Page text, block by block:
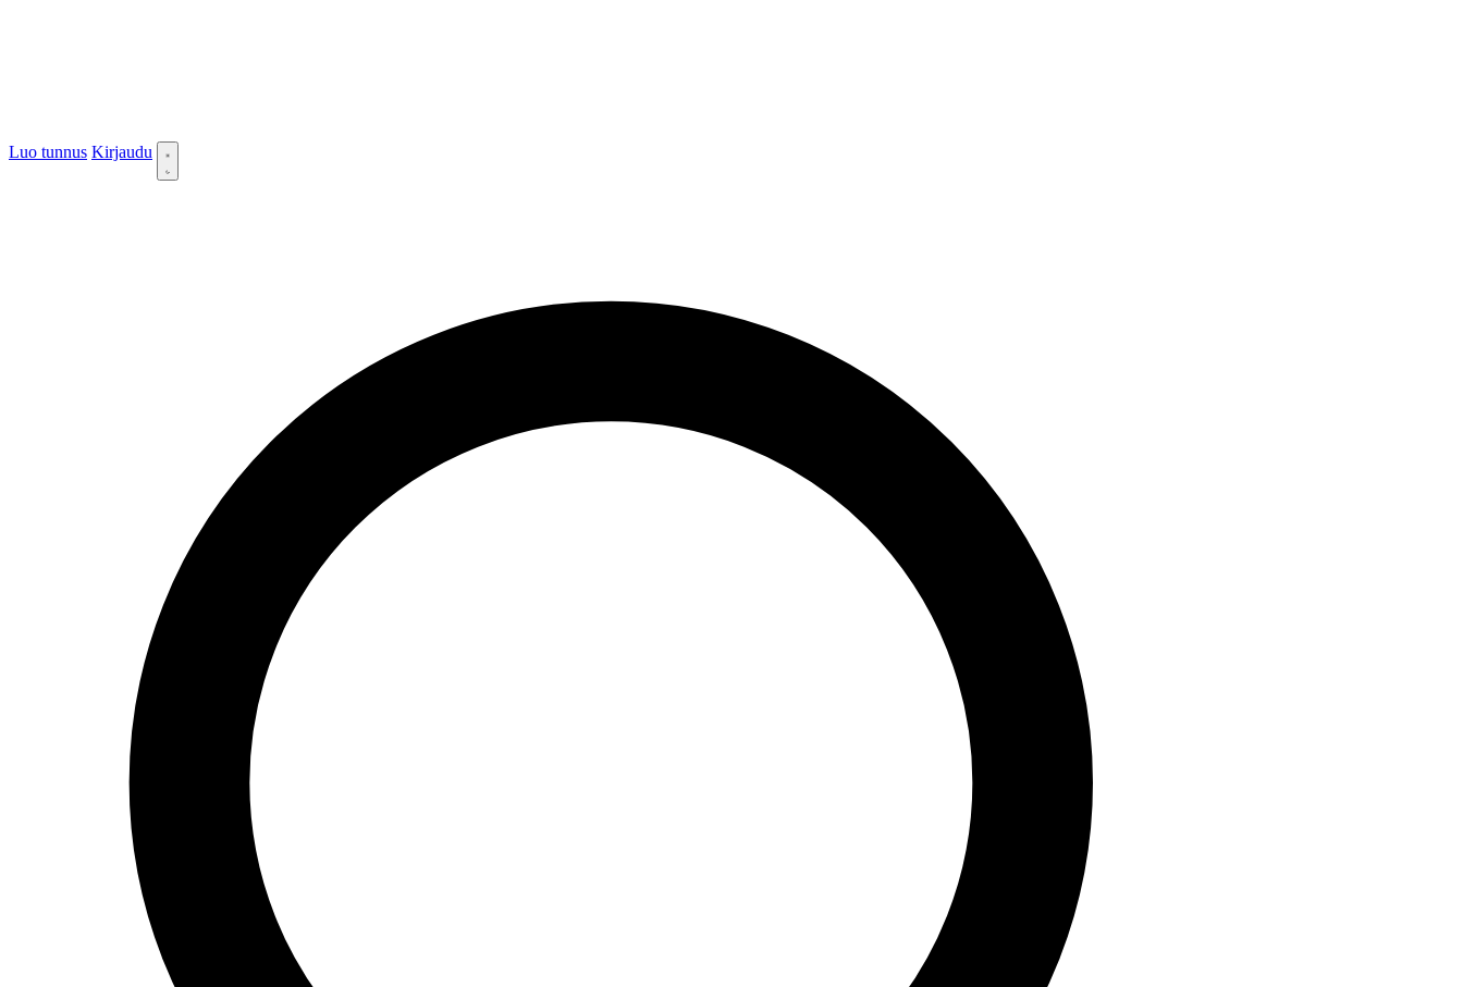
Luo tunnus Kirjaudu